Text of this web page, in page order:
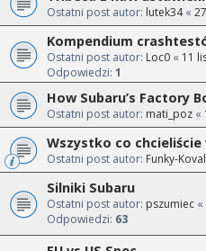
Ostatni post autor: lutek34«
Kompendium
Ostatni post autor: Loc0 « 11
Odpowiedzi: 1
How Subaru’s Factory
Ostatni post autor: mati_poz «
Wszystko co chcieliście
Ostatni post autor: Funky-Koval
Silniki Subaru
Ostatni post autor: pszumiec «
Odpowiedzi: 63